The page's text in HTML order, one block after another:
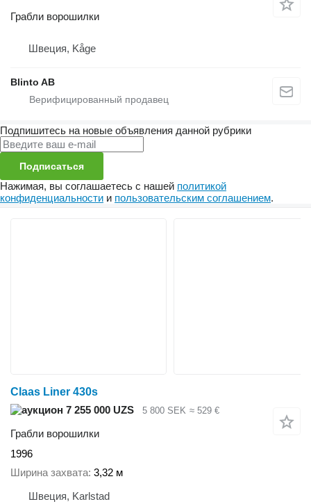
Грабли ворошилки
Швеция, Kåge
Blinto AB
Подпишитесь на новые объявления данной рубрики
Подписаться
Нажимая, вы соглашаетесь с нашей политикой
конфиденциальности и пользовательским соглашением.
Claas Liner 430s
7 255 000 UZS
5 800 SEK ≈ 529 €
Грабли ворошилки
1996
Ширина захвата 3,32 м
Швеция, Karlstad